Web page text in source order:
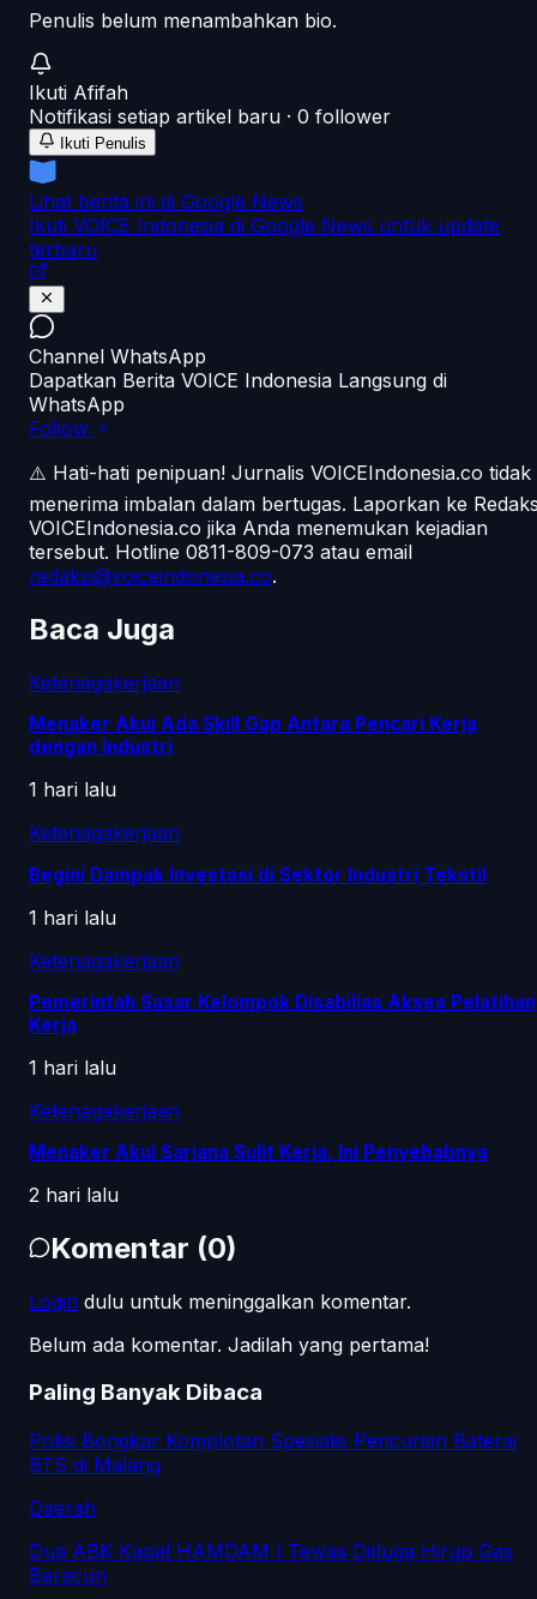
Penulis belum menambahkan bio.
Ikuti Afifah
Notifikasi setiap artikel baru · 0 follower
Ikuti Penulis
Lihat berita ini di Google News
Ikuti VOICE Indonesia di Google News untuk update
terbaru
Channel WhatsApp
Dapatkan Berita VOICE Indonesia Langsung di
WhatsApp
Follow
⚠️ Hati-hati penipuan! Jurnalis VOICEIndonesia.co tidak
menerima imbalan dalam bertugas. Laporkan ke
VOICEIndonesia.co jika Anda menemukan kejadian
tersebut. Hotline 0811-809-073 atau email
redaksi@voiceindonesia.co.
Baca Juga
Ketenagakerjaan
Menaker Akui Ada Skill Gap Antara Pencari Kerja
dengan Industri
1 hari lalu
Ketenagakerjaan
Begini Dampak Investasi di Sektor Industri Tekstil
1 hari lalu
Ketenagakerjaan
Pemerintah Sasar Kelompok Disabilias Akses Pelatihan
Kerja
1 hari lalu
Ketenagakerjaan
Menaker Akui Sarjana Sulit Kerja, Ini Penyebabnya
2 hari lalu
Komentar (0)
Login dulu untuk meninggalkan komentar.
Belum ada komentar. Jadilah yang pertama!
Paling Banyak Dibaca
Polisi Bongkar Komplotan Spesialis Pencurian Baterai
BTS di Malang
Daerah
Dua ABK Kapal HAMDAM I Tewas Diduga Hirup Gas
Beracun